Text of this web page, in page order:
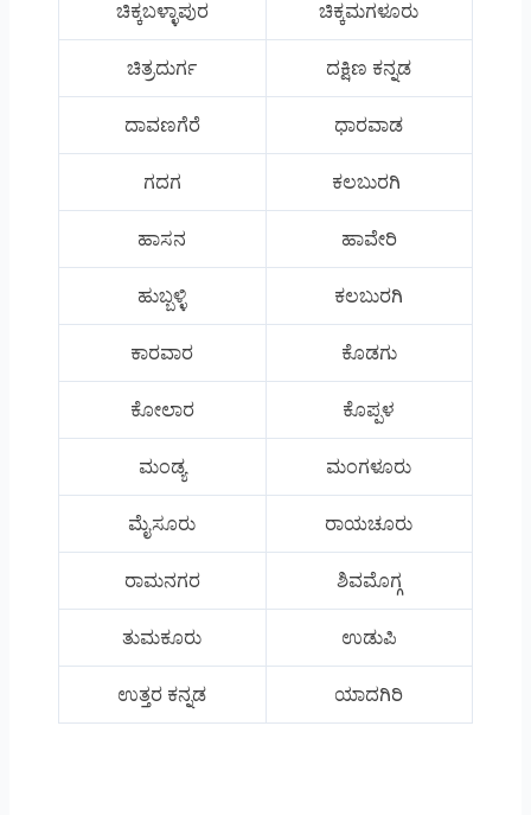
ಚಿಕ್ಕಬಳ್ಳಾಪುರ ಚಿಕ್ಕಮಗಳೂರು
ಚಿತ್ರದುರ್ಗ ದಕ್ಷಿಣ ಕನ್ನಡ
ದಾವಣಗೆರೆ ಧಾರವಾಡ
ಗದಗ ಕಲಬುರಗಿ
ಹಾಸನ ಹಾವೇರಿ
ಹುಬ್ಬಳ್ಳಿ ಕಲಬುರಗಿ
ಕಾರವಾರ ಕೊಡಗು
ಕೋಲಾರ ಕೊಪ್ಪಳ
ಮಂಡ್ಯ ಮಂಗಳೂರು
ಮೈಸೂರು ರಾಯಚೂರು
ರಾಮನಗರ ಶಿವಮೊಗ್ಗ
ತುಮಕೂರು ಉಡುಪಿ
ಉತ್ತರ ಕನ್ನಡ ಯಾದಗಿರಿ